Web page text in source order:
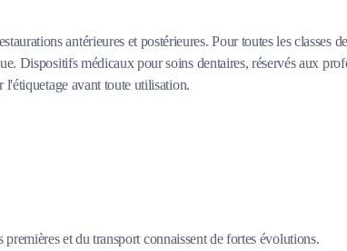
antérieures et postérieures. Pour toutes les
Dispositifs médicaux pour soins dentaires, réservés aux
avant toute utilisation.
et du transport connaissent de fortes évolutions.